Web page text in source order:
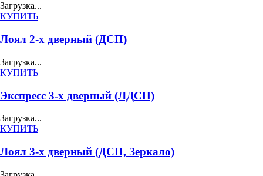
Загрузка...
КУПИТЬ
Лоял 2-х дверный (ДСП)
Загрузка...
КУПИТЬ
Экспресс 3-х дверный (ЛДСП)
Загрузка...
КУПИТЬ
Лоял 3-х дверный (ДСП, Зеркало)